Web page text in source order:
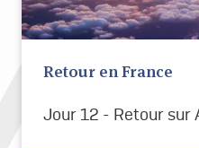
Retour en France
Jour 12 - Retour sur